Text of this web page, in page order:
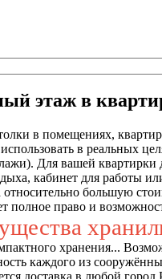
этаж в
в помещениях,
в реальных
Для вашей квартирки
кабинет для работы
большую
полное право и
хранения...
каждого из